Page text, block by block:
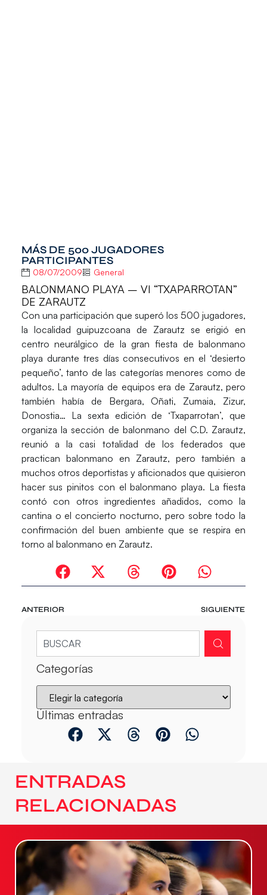
MÁS DE 500 JUGADORES
PARTICIPANTES
08/07/2009 General
BALONMANO PLAYA – VI “TXAPARROTAN”
DE ZARAUTZ
Con una participación que superó los 500 jugadores,
la localidad guipuzcoana de Zarautz se erigió en
centro neurálgico de la gran fiesta de balonmano
playa durante tres días consecutivos en el ‘desierto
pequeño’, tanto de las categorías menores como de
adultos. La mayoría de equipos era de Zarautz, pero
también había de Bergara, Oñati, Zumaia, Zizur,
Donostia… La sexta edición de ‘Txaparrotan’, que
organiza la sección de balonmano del C.D. Zarautz,
reunió a la casi totalidad de los federados que
practican balonmano en Zarautz, pero también a
muchos otros deportistas y aficionados que quisieron
hacer sus pinitos con el balonmano playa. La fiesta
contó con otros ingredientes añadidos, como la
cantina o el concierto nocturno, pero sobre todo la
confirmación del buen ambiente que se respira en
torno al balonmano en Zarautz.
ANTERIOR SIGUIENTE
Categorías
Últimas entradas
ENTRADAS
RELACIONADAS